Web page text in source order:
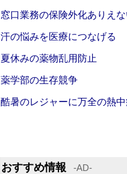
窓口業務の保険外化ありえな
汗の悩みを医療につなげる
夏休みの薬物乱用防止
薬学部の生存競争
酷暑のレジャーに万全の熱
おすすめ情報 ‐AD‐